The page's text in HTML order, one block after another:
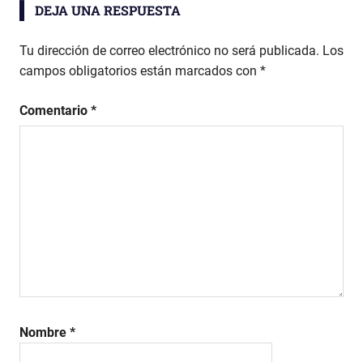
entradas
DEJA UNA RESPUESTA
Tu dirección de correo electrónico no será publicada. Los
campos obligatorios están marcados con *
Comentario *
Nombre *